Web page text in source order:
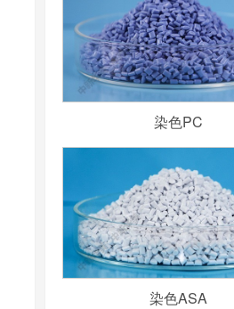
染色PC
染色ASA